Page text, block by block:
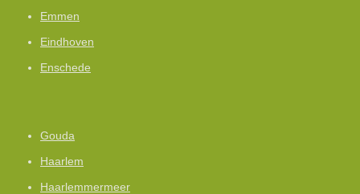
Emmen
Eindhoven
Enschede
Gouda
Haarlem
Haarlemmermeer